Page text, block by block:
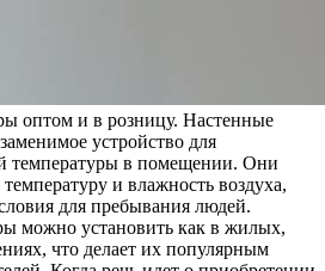
oптoм и в розницу. Настенные
устройство для
температуры в помещении. Они
и влажность воздуха,
для пребывания людей.
можно установить как в жилых,
что делает их популярным